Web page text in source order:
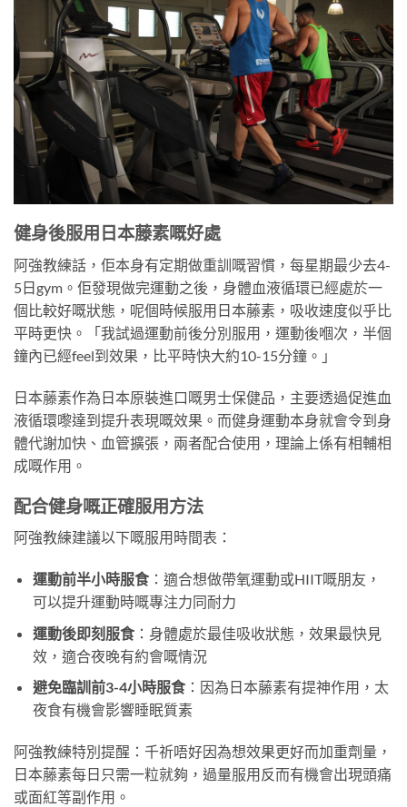
健身後服用日本藤素嘅好處
阿強教練話，佢本身有定期做重訓嘅習慣，每星期最少去4-
5日gym。佢發現做完運動之後，身體血液循環已經處於一
個比較好嘅狀態，呢個時候服用日本藤素，吸收速度似乎比
平時更快。「我試過運動前後分別服用，運動後嗰次，半個
鐘內已經feel到效果，比平時快大約10-15分鐘。」
日本藤素作為日本原裝進口嘅男士保健品，主要透過促進血
液循環嚟達到提升表現嘅效果。而健身運動本身就會令到身
體代謝加快、血管擴張，兩者配合使用，理論上係有相輔相
成嘅作用。
配合健身嘅正確服用方法
阿強教練建議以下嘅服用時間表：
運動前半小時服食：適合想做帶氧運動或HIIT嘅朋友，
可以提升運動時嘅專注力同耐力
運動後即刻服食：身體處於最佳吸收狀態，效果最快見
效，適合夜晚有約會嘅情況
避免臨訓前3-4小時服食：因為日本藤素有提神作用，太
夜食有機會影響睡眠質素
阿強教練特別提醒：千祈唔好因為想效果更好而加重劑量，
日本藤素每日只需一粒就夠，過量服用反而有機會出現頭痛
或面紅等副作用。